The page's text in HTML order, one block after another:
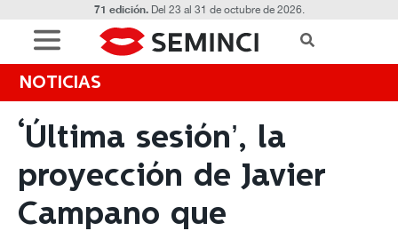
71 edición.Del 23 al 31 de octubre de 2026.
NOTICIAS
‘Última sesión’, la
proyección de Javier
Campano que